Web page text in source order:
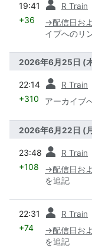
19:41 R Train
+36 →配信日お
イブへのリ
2026年6月25日 (
22:14 R Train
+310 アーカイブ
2026年6月22日 (
23:48 R Train
+108 →配信日お
を追記
22:31 R Train
+74 →配信日お
を追記